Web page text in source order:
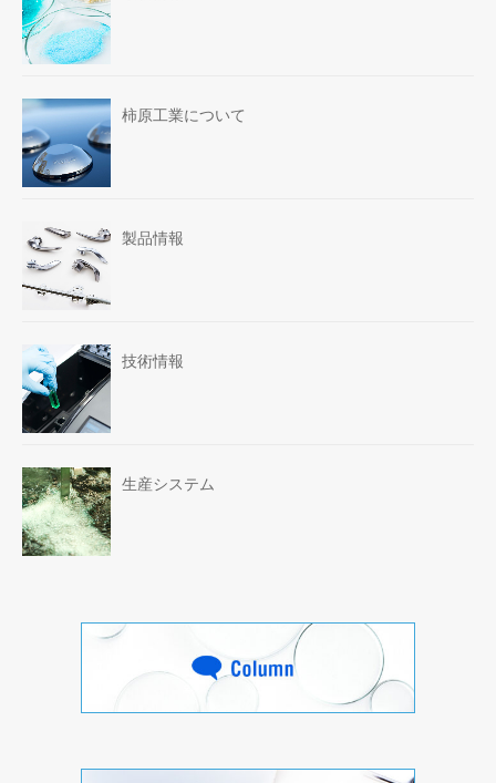
柿原工業について
製品情報
技術情報
生産システム